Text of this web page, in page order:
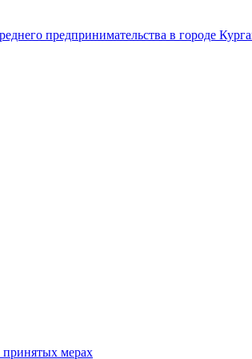
предпринимательства в городе
принятых мерах